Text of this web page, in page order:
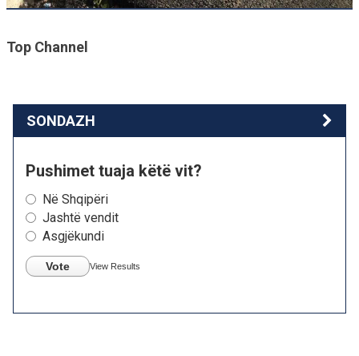
Top Channel
SONDAZH
Pushimet tuaja këtë vit?
Në Shqipëri
Jashtë vendit
Asgjëkundi
Vote View Results